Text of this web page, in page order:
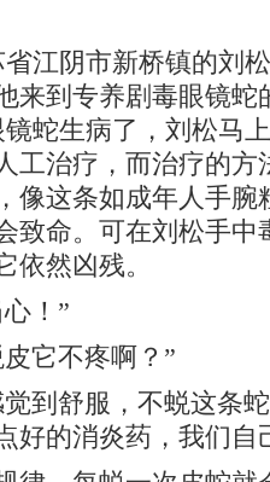
省江阴市新桥镇的刘
来到专养剧毒眼镜蛇
蛇生病了，刘松马
工治疗，而治疗的方
像这条如成年人手
致命。可在刘松手中
依然凶残。
！”
它不疼啊？”
到舒服，不蜕这条
好的消炎药，我们自